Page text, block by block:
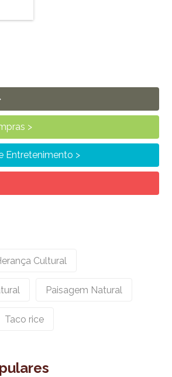
Entretenimento
Cultural
Paisagem Natural
Taco rice